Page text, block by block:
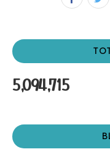
5,094,715